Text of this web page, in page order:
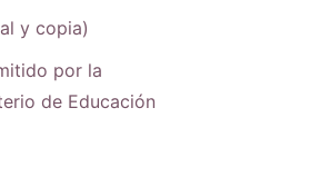
y copia)
por la
de Educación